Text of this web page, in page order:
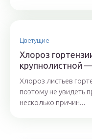
Цветущие
Хлороз
крупнолистной
Хлороз листьев
поэтому не увидеть
несколько причин...